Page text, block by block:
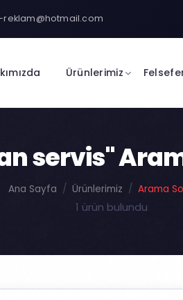
Ürünlerimiz
servis"
Ana Sayfa Ürünlerimiz Arama
1 ürün bulundu